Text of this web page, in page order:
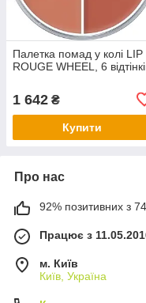
Палетка помад у колі LIP
ROUGE WHEEL, 6
1 642 ₴
Купити
Про нас
92% позитивних з 74
Працює з
м. Київ
Київ, Україна